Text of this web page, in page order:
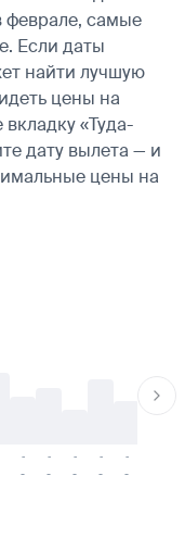
феврале, самые
Если даты
найти лучшую
цены на
«Туда-
дату вылета — и
цены на
-
-
-
-
-
-
-
-
-
-